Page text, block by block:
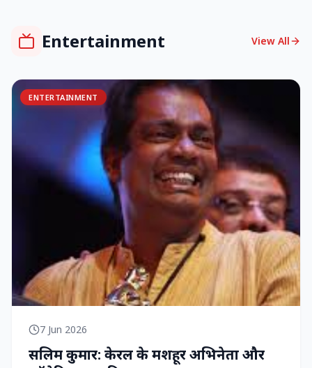
Entertainment View All
ENTERTAINMENT
7 Jun 2026
सलिम कुमार: केरल के मशहूर अभिनेता और